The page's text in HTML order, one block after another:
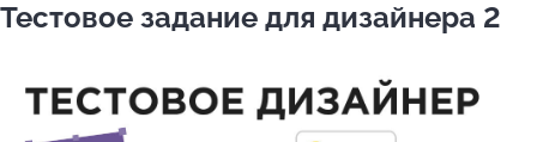
Тестовое задание для дизайнера 2